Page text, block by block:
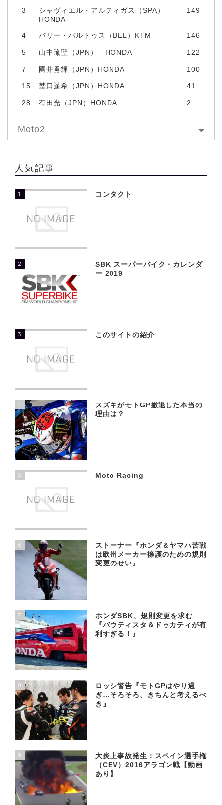
3
シャヴィエル・アルティガス（SPA）
HONDA
149
4 バリー・バルトゥス（BEL）KTM 146
5 山中琉聖（JPN） HONDA 122
7 國井勇輝（JPN）HONDA 100
15 埜口遥希（JPN）HONDA 41
28 有田光（JPN）HONDA 2
Moto2
人気記事
1 コンタクト
2
SBK スーパーバイク・カレンダ
ー 2019
3 このサイトの紹介
4
スズキがモトGP撤退した本当の
理由は？
5 Moto Racing
6
ストーナー『ホンダ＆ヤマハ苦戦
は欧州メーカー擁護のための規則
変更のせい』
7
ホンダSBK、規則変更を求む
『バウティスタ＆ドゥカティが有
利すぎる！』
8
ロッシ警告『モトGPはやり過
ぎ…そろそろ、きちんと考えるべ
き』
9
大炎上事故発生：スペイン選手権
（CEV）2016アラゴン戦【動画
あり】